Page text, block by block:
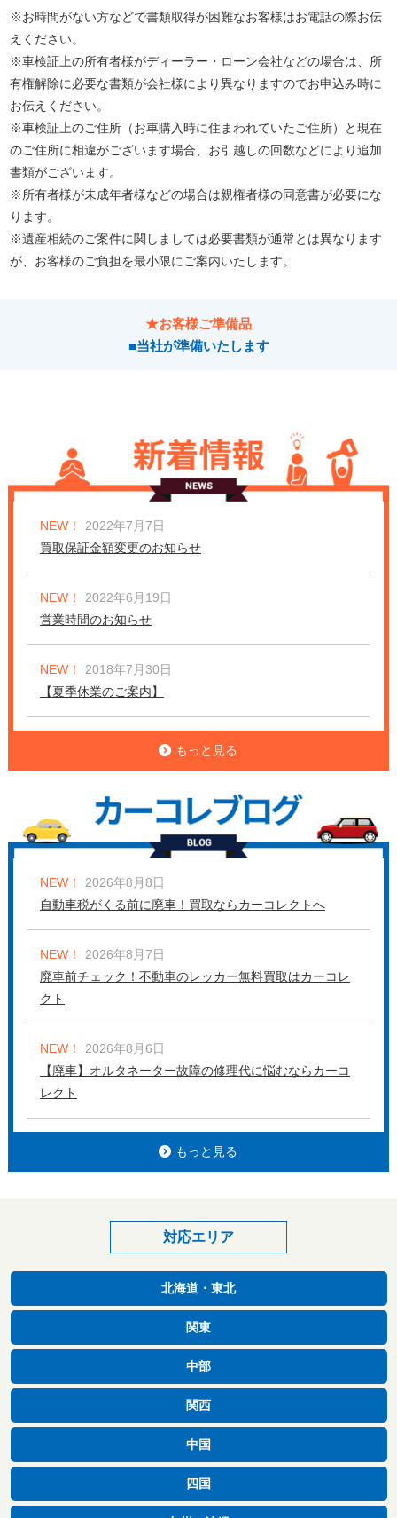
※お時間がない方などで書類取得が困難なお客様はお電話の際お伝
えください。
※車検証上の所有者様がディーラー・ローン会社などの場合は、所
有権解除に必要な書類が会社様により異なりますのでお申込み時に
お伝えください。
※車検証上のご住所（お車購入時に住まわれていたご住所）と現在
のご住所に相違がございます場合、お引越しの回数などにより追加
書類がございます。
※所有者様が未成年者様などの場合は親権者様の同意書が必要にな
ります。
※遺産相続のご案件に関しましては必要書類が通常とは異なります
が、お客様のご負担を最小限にご案内いたします。
★お客様ご準備品
■当社が準備いたします
NEW！
2022年7月7日
買取保証金額変更のお知らせ
NEW！
2022年6月19日
営業時間のお知らせ
NEW！
2018年7月30日
【夏季休業のご案内】
もっと見る
NEW！
2026年8月8日
自動車税がくる前に廃車！買取ならカーコレクトへ
NEW！
2026年8月7日
廃車前チェック！不動車のレッカー無料買取はカーコレ
クト
NEW！
2026年8月6日
【廃車】オルタネーター故障の修理代に悩むならカーコ
レクト
もっと見る
対応エリア
北海道・東北
関東
中部
関西
中国
四国